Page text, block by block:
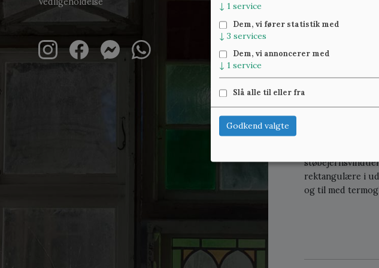
600 kr.
Vores sortiment
rektangulære i
og til med
↓ 1 service
Dem, vi fører statistik med
↓ 3 services
Dem, vi annoncerer med
↓ 1 service
Slå alle til eller fra
Godkend valgte